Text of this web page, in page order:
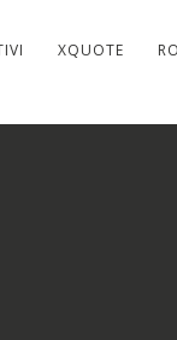
XQUOTE